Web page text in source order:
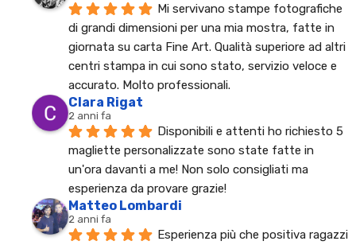
Mi servivano stampe fotografiche
di grandi dimensioni per una mia mostra, fatte in
giornata su carta Fine Art. Qualità superiore ad altri
centri stampa in cui sono stato, servizio veloce e
accurato. Molto professionali.
Clara Rigat
2 anni fa
Disponibili e attenti ho richiesto 5
magliette personalizzate sono state fatte in
un'ora davanti a me! Non solo consigliati ma
esperienza da provare grazie!
Matteo Lombardi
2 anni fa
Esperienza più che positiva ragazzi